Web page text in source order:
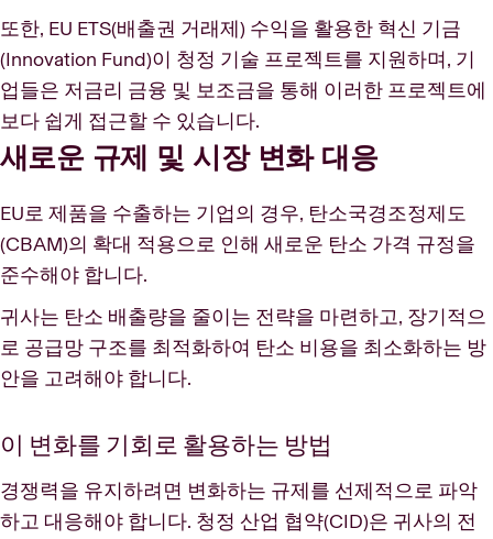
또한, EU ETS(배출권 거래제) 수익을 활용한 혁신 기금
(Innovation Fund)이 청정 기술 프로젝트를 지원하며, 기
업들은 저금리 금융 및 보조금을 통해 이러한 프로젝트에
보다 쉽게 접근할 수 있습니다.
새로운 규제 및 시장 변화 대응
EU로 제품을 수출하는 기업의 경우, 탄소국경조정제도
(CBAM)의 확대 적용으로 인해 새로운 탄소 가격 규정을
준수해야 합니다.
귀사는 탄소 배출량을 줄이는 전략을 마련하고, 장기적으
로 공급망 구조를 최적화하여 탄소 비용을 최소화하는 방
안을 고려해야 합니다.
이 변화를 기회로 활용하는 방법
경쟁력을 유지하려면 변화하는 규제를 선제적으로 파악
하고 대응해야 합니다. 청정 산업 협약(CID)은 귀사의 전